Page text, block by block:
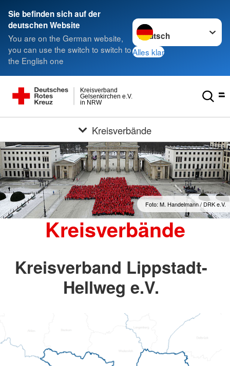
Sie befinden sich auf der
deutschen Website
You are on the German website,
you can use the switch to switch to
the English one
Sprache wechseln zu
Alles klar
in NRW
Gelsenkirchen e.V.
Kreisverband
Kreisverbände
Foto: M. Handelmann / DRK e.V.
Kreisverbände
Kreisverband Lippstadt-
Hellweg e.V.